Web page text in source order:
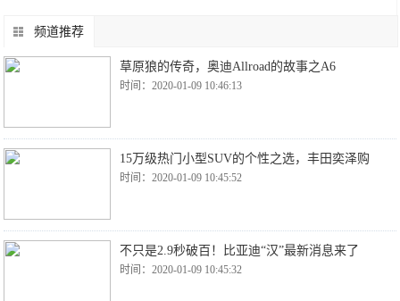
频道推荐
草原狼的传奇，奥迪Allroad的故事之A6
时间：2020-01-09 10:46:13
15万级热门小型SUV的个性之选，丰田奕泽购
时间：2020-01-09 10:45:52
不只是2.9秒破百！比亚迪“汉”最新消息来了
时间：2020-01-09 10:45:32